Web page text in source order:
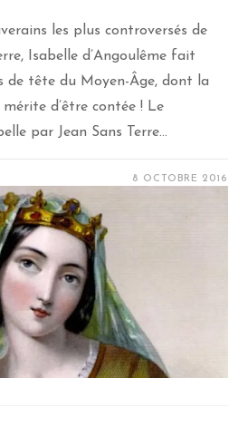
les plus controversés de
Isabelle d’Angoulême fait
de tête du Moyen-Âge, dont la
d’être contée ! Le
par Jean Sans Terre…
8 OCTOBRE 2016